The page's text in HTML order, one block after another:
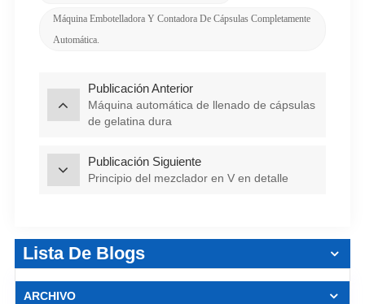
Máquina Embotelladora Y Contadora De Cápsulas Completamente
Automática.
Publicación Anterior
Máquina automática de llenado de cápsulas
de gelatina dura
Publicación Siguiente
Principio del mezclador en V en detalle
Lista De Blogs
ARCHIVO